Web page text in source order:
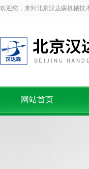
欢迎您，来到北京汉达森机械技
网站首页